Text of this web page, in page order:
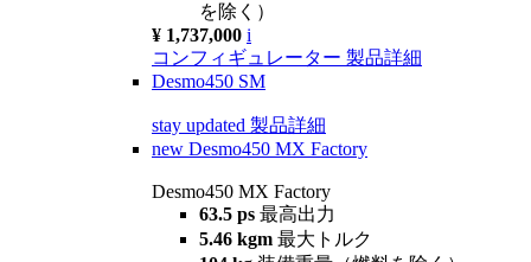
を除く）
¥ 1,737,000 i
コンフィギュレーター 製品詳細
Desmo450 SM
stay updated 製品詳細
new Desmo450 MX Factory
Desmo450 MX Factory
63.5 ps 最高出力
5.46 kgm 最大トルク